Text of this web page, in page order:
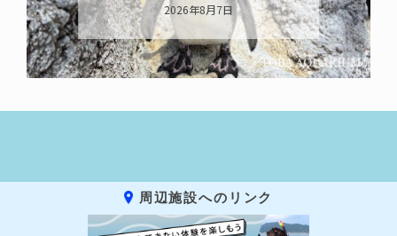
2026年8月6日
周辺施設へのリンク